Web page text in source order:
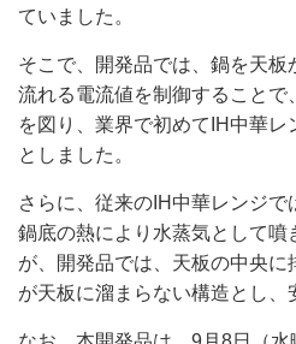
ていました。
そこで、開発品では、鍋を天板
流れる電流値を制御すること
を図り、業界で初めてIH中華
としました。
さらに、従来のIH中華レンジ
鍋底の熱により水蒸気として噴
が、開発品では、天板の中央
が天板に溜まらない構造とし、